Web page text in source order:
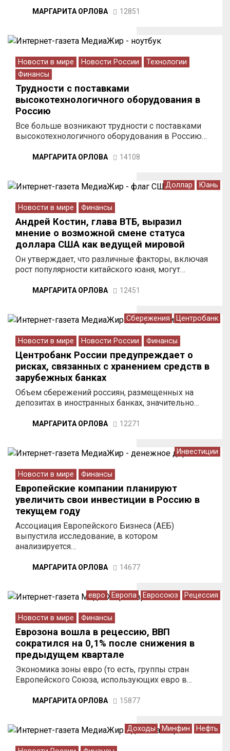
МАРГАРИТА ОРЛОВА 12851
Новости в мире Новости России
Технологии
Финансы
Трудности с поставками
высокотехнологичного оборудования в
Россию
Все больше возникают трудности с поставками
высокотехнологичного оборудования в Россию…
МАРГАРИТА ОРЛОВА 14108
Доллар Юань
Новости в мире Финансы
Андрей Костин, глава ВТБ, выразил
мнение о возможной смене статуса
доллара США как ведущей мировой
валюты
Он утверждает, что различные факторы, включая
рост популярности китайского юаня, могут…
МАРГАРИТА ОРЛОВА 12451
Сбережения Центробанк
Новости в мире Новости России Финансы
Центробанк России предупреждает о
рисках, связанных с хранением средств в
зарубежных банках
Объем сбережений россиян, размещенных на
депозитах в иностранных банках, значительно…
МАРГАРИТА ОРЛОВА 12271
Инвестиции
Новости в мире Финансы
Европейские компании планируют
увеличить свои инвестиции в Россию в
текущем году
Ассоциация Европейского Бизнеса (АЕБ)
выпустила исследование, в котором
анализируется…
МАРГАРИТА ОРЛОВА 14677
евро Европа Евросоюз Рецессия
Новости в мире Финансы
Еврозона вошла в рецессию, ВВП
сократился на 0,1% после снижения в
предыдущем квартале
Экономика зоны евро (то есть, группы стран
Европейского Союза, использующих евро в…
МАРГАРИТА ОРЛОВА 15877
Доходы Минфин Нефть